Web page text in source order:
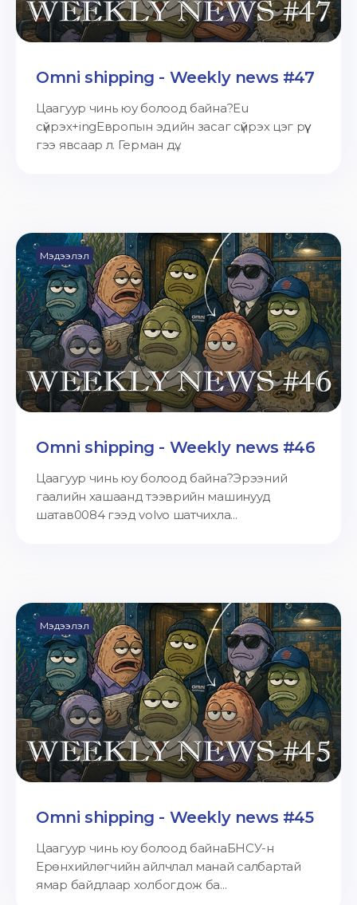
Omni shipping - Weekly news #47
Цаагуур чинь юу болоод байна?Eu
сүйрэх+ingЕвропын эдийн засаг сүйрэх цэг рүү
гээ явсаар л. Герман дү...
Мэдээлэл
Omni shipping - Weekly news #46
Цаагуур чинь юу болоод байна?Эрээний
гаалийн хашаанд тээврийн машинууд
шатав0084 гээд volvo шатчихла...
Мэдээлэл
Omni shipping - Weekly news #45
Цаагуур чинь юу болоод байнаБНСУ-н
Ерөнхийлөгчийн айлчлал манай салбартай
ямар байдлаар холбогдож ба...